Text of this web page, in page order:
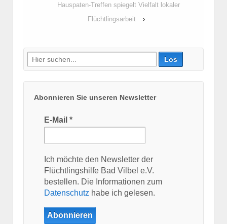
Hauspaten-Treffen spiegelt Vielfalt lokaler
Flüchtlingsarbeit
›
Suche
nach:
Abonnieren Sie unseren Newsletter
E-Mail *
Ich möchte den Newsletter der
Flüchtlingshilfe Bad Vilbel e.V.
bestellen. Die Informationen zum
Datenschutz habe ich gelesen.